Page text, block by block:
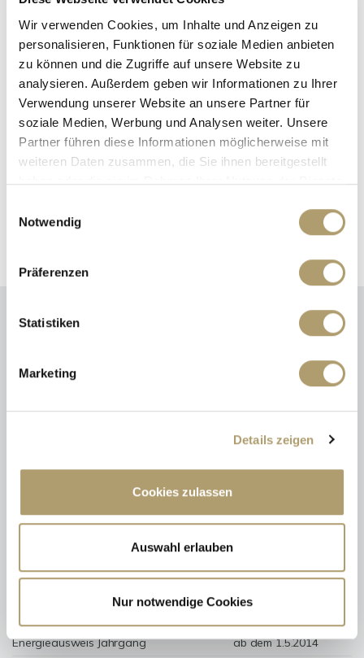
Wir verwenden Cookies, um Inhalte und Anzeigen zu
personalisieren, Funktionen für soziale Medien anbieten
zu können und die Zugriffe auf unsere Website zu
analysieren. Außerdem geben wir Informationen zu Ihrer
Verwendung unserer Website an unsere Partner für
soziale Medien, Werbung und Analysen weiter. Unsere
Partner führen diese Informationen möglicherweise mit
weiteren Daten zusammen, die Sie ihnen bereitgestellt
haben oder die sie im Rahmen Ihrer Nutzung der Dienste
Notwendig
Präferenzen
Statistiken
Marketing
Details zeigen
Cookies zulassen
Auswahl erlauben
Nur notwendige Cookies
-- Originalfotos des Apartments folgen -- die Ausstattung
des Apartments ist wie auf den Fotos voll möbliert.
Ansprechpartner
Herr Ricard Grüne
Telefon: +49 89 90932013
Telefax: +49 89 90932011
Mobil: +49 152 24150003
Weitere Informationen
Energieausweis Jahrgang
ab dem 1.5.2014